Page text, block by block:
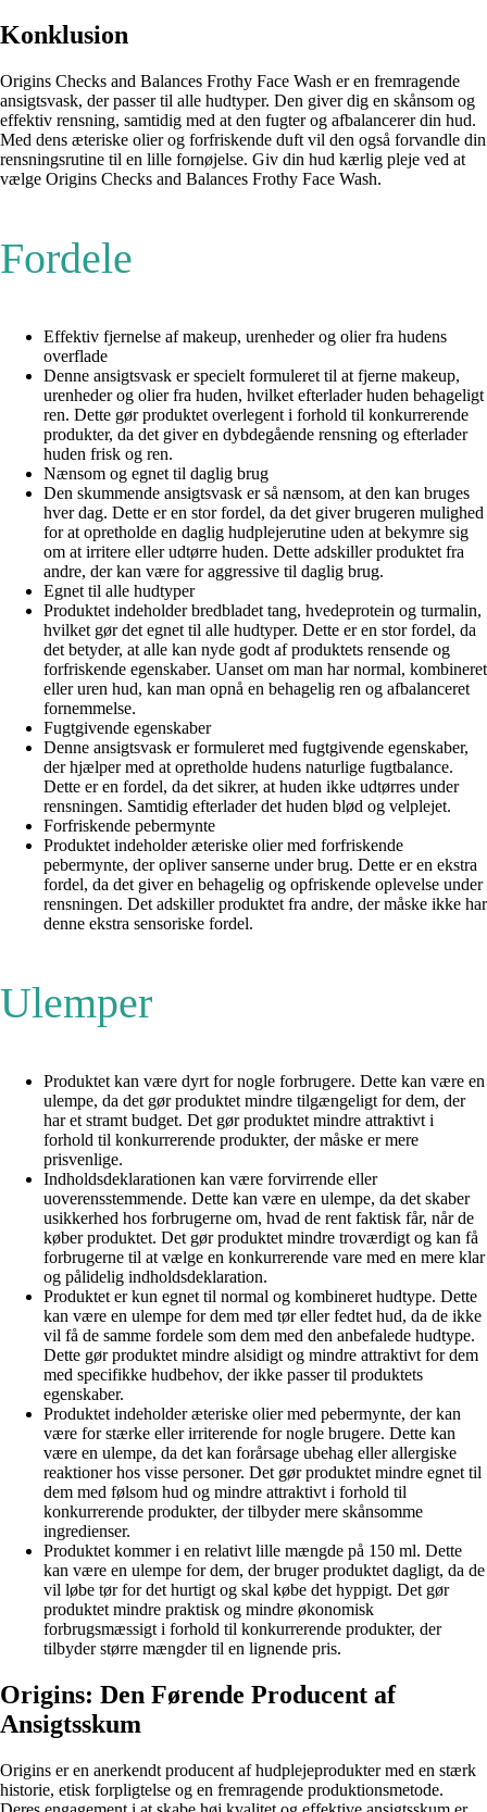
Konklusion
Origins Checks and Balances Frothy Face Wash er en fremragende
ansigtsvask, der passer til alle hudtyper. Den giver dig en skånsom og
effektiv rensning, samtidig med at den fugter og afbalancerer din hud.
Med dens æteriske olier og forfriskende duft vil den også forvandle din
rensningsrutine til en lille fornøjelse. Giv din hud kærlig pleje ved at
vælge Origins Checks and Balances Frothy Face Wash.
Fordele
Effektiv fjernelse af makeup, urenheder og olier fra hudens
overflade
Denne ansigtsvask er specielt formuleret til at fjerne makeup,
urenheder og olier fra huden, hvilket efterlader huden behageligt
ren. Dette gør produktet overlegent i forhold til konkurrerende
produkter, da det giver en dybdegående rensning og efterlader
huden frisk og ren.
Nænsom og egnet til daglig brug
Den skummende ansigtsvask er så nænsom, at den kan bruges
hver dag. Dette er en stor fordel, da det giver brugeren mulighed
for at opretholde en daglig hudplejerutine uden at bekymre sig
om at irritere eller udtørre huden. Dette adskiller produktet fra
andre, der kan være for aggressive til daglig brug.
Egnet til alle hudtyper
Produktet indeholder bredbladet tang, hvedeprotein og turmalin,
hvilket gør det egnet til alle hudtyper. Dette er en stor fordel, da
det betyder, at alle kan nyde godt af produktets rensende og
forfriskende egenskaber. Uanset om man har normal, kombineret
eller uren hud, kan man opnå en behagelig ren og afbalanceret
fornemmelse.
Fugtgivende egenskaber
Denne ansigtsvask er formuleret med fugtgivende egenskaber,
der hjælper med at opretholde hudens naturlige fugtbalance.
Dette er en fordel, da det sikrer, at huden ikke udtørres under
rensningen. Samtidig efterlader det huden blød og velplejet.
Forfriskende pebermynte
Produktet indeholder æteriske olier med forfriskende
pebermynte, der opliver sanserne under brug. Dette er en ekstra
fordel, da det giver en behagelig og opfriskende oplevelse under
rensningen. Det adskiller produktet fra andre, der måske ikke har
denne ekstra sensoriske fordel.
Ulemper
Produktet kan være dyrt for nogle forbrugere. Dette kan være en
ulempe, da det gør produktet mindre tilgængeligt for dem, der
har et stramt budget. Det gør produktet mindre attraktivt i
forhold til konkurrerende produkter, der måske er mere
prisvenlige.
Indholdsdeklarationen kan være forvirrende eller
uoverensstemmende. Dette kan være en ulempe, da det skaber
usikkerhed hos forbrugerne om, hvad de rent faktisk får, når de
køber produktet. Det gør produktet mindre troværdigt og kan få
forbrugerne til at vælge en konkurrerende vare med en mere klar
og pålidelig indholdsdeklaration.
Produktet er kun egnet til normal og kombineret hudtype. Dette
kan være en ulempe for dem med tør eller fedtet hud, da de ikke
vil få de samme fordele som dem med den anbefalede hudtype.
Dette gør produktet mindre alsidigt og mindre attraktivt for dem
med specifikke hudbehov, der ikke passer til produktets
egenskaber.
Produktet indeholder æteriske olier med pebermynte, der kan
være for stærke eller irriterende for nogle brugere. Dette kan
være en ulempe, da det kan forårsage ubehag eller allergiske
reaktioner hos visse personer. Det gør produktet mindre egnet til
dem med følsom hud og mindre attraktivt i forhold til
konkurrerende produkter, der tilbyder mere skånsomme
ingredienser.
Produktet kommer i en relativt lille mængde på 150 ml. Dette
kan være en ulempe for dem, der bruger produktet dagligt, da de
vil løbe tør for det hurtigt og skal købe det hyppigt. Det gør
produktet mindre praktisk og mindre økonomisk
forbrugsmæssigt i forhold til konkurrerende produkter, der
tilbyder større mængder til en lignende pris.
Origins: Den Førende Producent af
Ansigtsskum
Origins er en anerkendt producent af hudplejeprodukter med en stærk
historie, etisk forpligtelse og en fremragende produktionsmetode.